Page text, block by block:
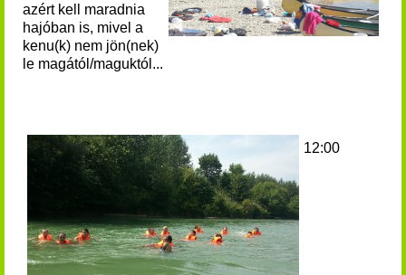
azért kell maradnia
hajóban is, mivel a
kenu(k) nem jön(nek)
le magától/maguktól...
12:00